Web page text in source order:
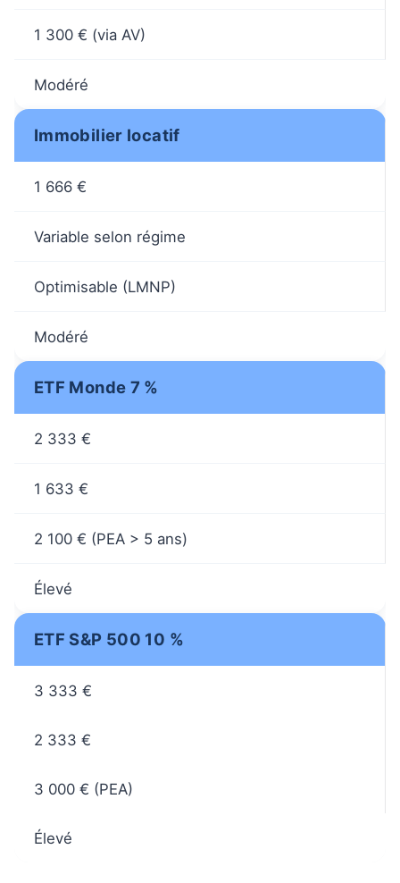
1 300 € (via AV)
Modéré
Immobilier locatif
1 666 €
Variable selon régime
Optimisable (LMNP)
Modéré
ETF Monde 7 %
2 333 €
1 633 €
2 100 € (PEA > 5 ans)
Élevé
ETF S&P 500 10 %
3 333 €
2 333 €
3 000 € (PEA)
Élevé